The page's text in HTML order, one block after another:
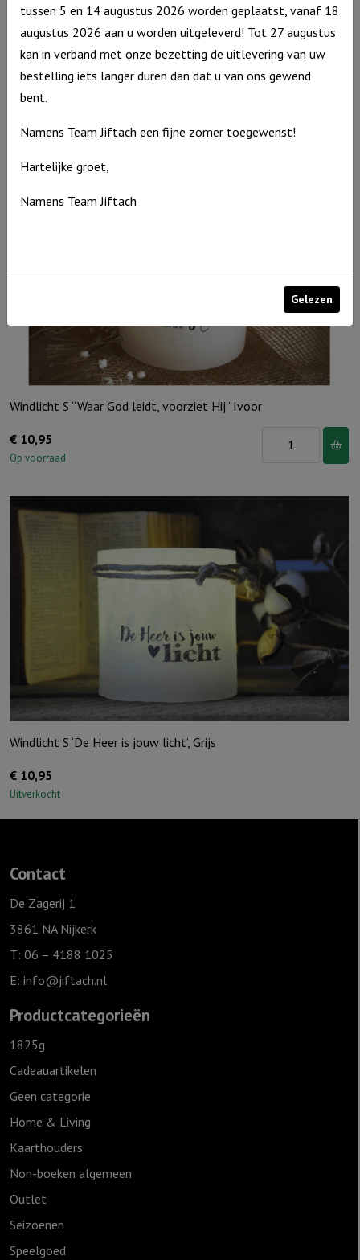
Windlicht S “You are the light” Ivoor
10,95
Windlicht S “Waar God leidt, voorziet Hij” Ivoor
€ 10,95
Op voorraad
God
voorziet
Hij"
Ivoor
aantal
Windlicht S ‘De Heer is jouw licht’, Grijs
€ 10,95
Uitverkocht
Contact
De Zagerij 1
3861 NA Nijkerk
T: 06 – 4188 1025
E: info@jiftach.nl
Productcategorieën
1825g
Cadeauartikelen
Geen categorie
Home & Living
Kaarthouders
Non-boeken algemeen
Outlet
Seizoenen
Speelgoed
tussen 5 en 14 augustus 2026 worden geplaatst, vanaf 18
augustus 2026 aan u worden uitgeleverd! Tot 27 augustus
kan in verband met onze bezetting de uitlevering van uw
bestelling iets langer duren dan dat u van ons gewend
bent.
Namens Team Jiftach een fijne zomer toegewenst!
Hartelijke groet,
Namens Team Jiftach
Gelezen